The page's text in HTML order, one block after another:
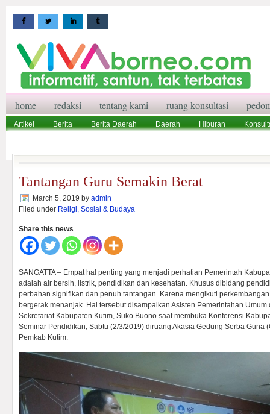
home redaksi tentang kami ruang konsultasi
Artikel Berita Berita Daerah Daerah Hiburan
Tantangan Guru Semakin Berat
March 5, 2019 by admin
Filed under Religi, Sosial & Budaya
Share this news
SANGATTA – Empat hal penting yang menjadi perhatian Pemerintah
adalah air bersih, listrik, pendidikan dan kesehatan. Khusus dibidang
perbahan signifikan dan penuh tantangan. Karena mengikuti
bergerak menanjak. Hal tersebut disampaikan Asisten Pemerintahan
Sekretariat Kabupaten Kutim, Suko Buono saat membuka Konferensi
Seminar Pendidikan, Sabtu (2/3/2019) diruang Akasia Gedung Serba Guna
Pemkab Kutim.